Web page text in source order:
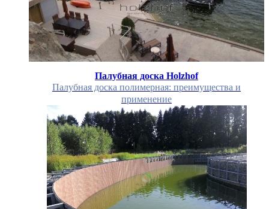
Палубная доска Holzhof
Палубная доска полимерная: преимущества и
применение